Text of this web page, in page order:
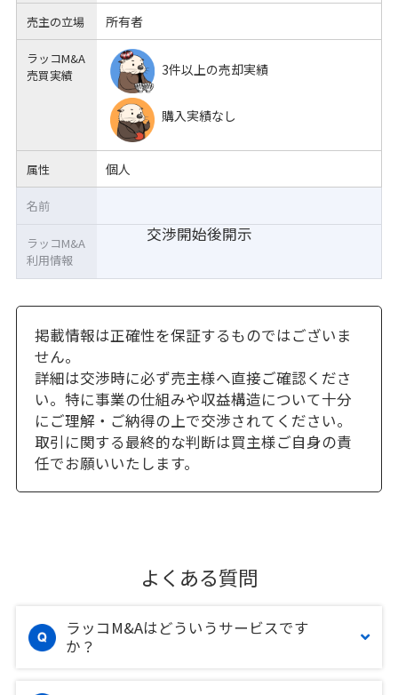
売主の立場 所有者
ラッコM&A
売買実績
3件以上の売却実績
購入実績なし
属性 個人
交渉開始後開示
名前
ラッコM&A
利用情報
掲載情報は正確性を保証するものではございま
せん。
詳細は交渉時に必ず売主様へ直接ご確認くださ
い。特に事業の仕組みや収益構造について十分
にご理解・ご納得の上で交渉されてください。
取引に関する最終的な判断は買主様ご自身の責
任でお願いいたします。
よくある質問
ラッコM&Aはどういうサービスです
か？